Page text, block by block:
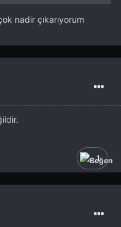
nadir çıkarıyorum
1